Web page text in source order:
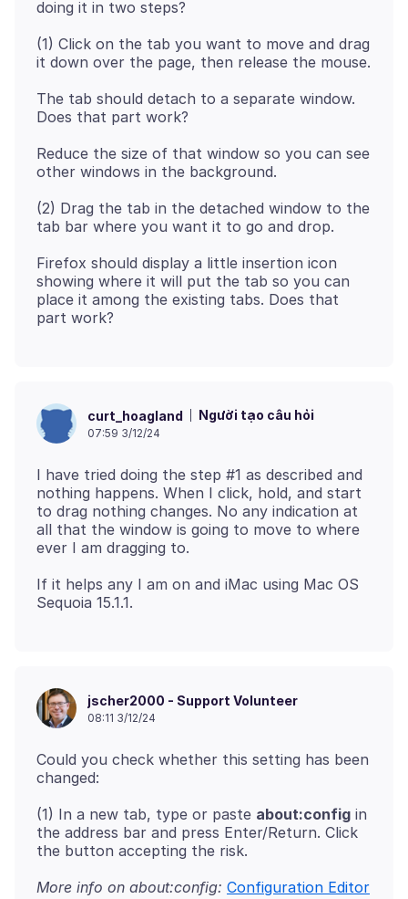
(1) Click on the tab you want to move and drag
The tab should detach to a separate window.
Reduce the size of that window so you can see
(2) Drag the tab in the detached window to the
Firefox should display a little insertion icon
showing where it will put the tab so you can
place it among the existing tabs. Does that
curt_hoagland Người tạo câu hỏi
07:59 3/12/24
I have tried doing the step #1 as described and
nothing happens. When I click, hold, and start
to drag nothing changes. No any indication at
all that the window is going to move to where
If it helps any I am on and iMac using Mac OS
jscher2000 - Support Volunteer
08:11 3/12/24
Could you check whether this setting has been
(1) In a new tab, type or paste about:config in
the address bar and press Enter/Return. Click
More info on about:config: Configuration Editor